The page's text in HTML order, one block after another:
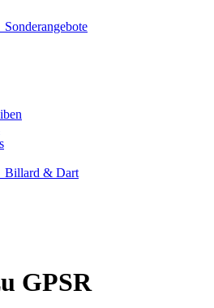
Sonderangebote
Billard & Dart
GPSR